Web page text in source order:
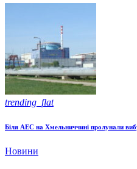
trending_flat
Біля АЕС на Хмельниччині пролунали
Новини